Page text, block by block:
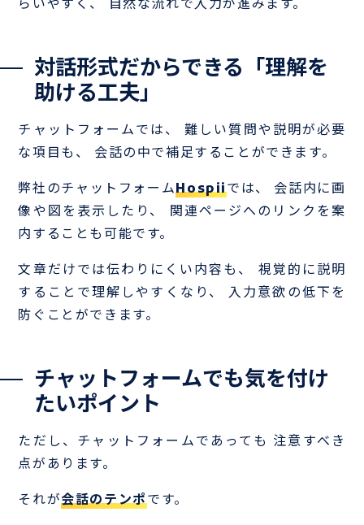
らいやすく、 自然な流れで入力が進みます。
対話形式だからできる「理解を
助ける工夫」
チャットフォームでは、 難しい質問や説明が必要
な項目も、 会話の中で補足することができます。
弊社のチャットフォームHospiiでは、 会話内に画
像や図を表示したり、 関連ページへのリンクを案
内することも可能です。
文章だけでは伝わりにくい内容も、 視覚的に説明
することで理解しやすくなり、 入力意欲の低下を
防ぐことができます。
チャットフォームでも気を付け
たいポイント
ただし、チャットフォームであっても 注意すべき
点があります。
それが会話のテンポです。